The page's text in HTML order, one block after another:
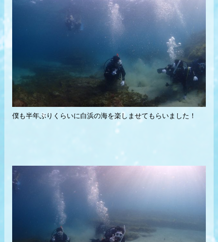
僕も半年ぶりくらいに白浜の海を楽しませてもらいました！